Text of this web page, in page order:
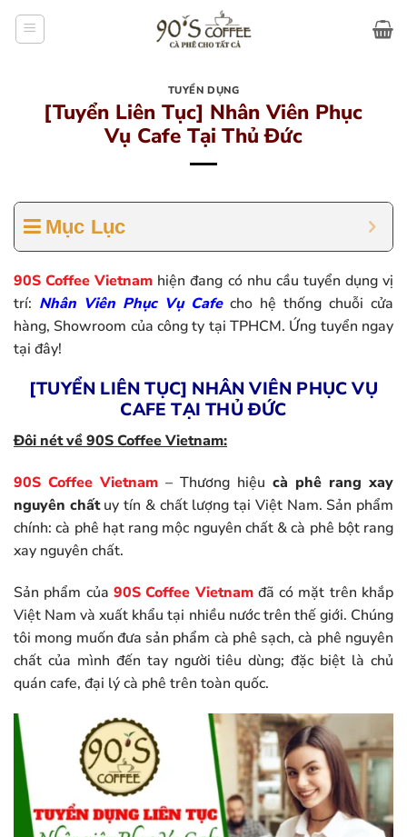
TUYỂN DỤNG
[Tuyển Liên Tục] Nhân Viên Phục
Vụ Cafe Tại Thủ Đức
Mục Lục
90S Coffee Vietnam hiện đang có nhu cầu tuyển dụng vị
trí: Nhân Viên Phục Vụ Cafecho hệ thống chuỗi cửa
hàng, Showroom của công ty tại TPHCM. Ứng tuyển ngay
tại đây!
[TUYỂN LIÊN TỤC] NHÂN VIÊN PHỤC VỤ
CAFE TẠI THỦ ĐỨC
Đôi nét về 90S Coffee Vietnam:
90S Coffee Vietnam – Thương hiệu cà phê rang xay
nguyên chấtuy tín & chất lượng tại Việt Nam. Sản phẩm
chính: cà phê hạt rang mộc nguyên chất & cà phê bột rang
xay nguyên chất.
Sản phẩm của 90S Coffee Vietnamđã có mặt trên khắp
Việt Nam và xuất khẩu tại nhiều nước trên thế giới. Chúng
tôi mong muốn đưa sản phẩm cà phê sạch, cà phê nguyên
chất của mình đến tay người tiêu dùng; đặc biệt là chủ
quán cafe, đại lý cà phê trên toàn quốc.